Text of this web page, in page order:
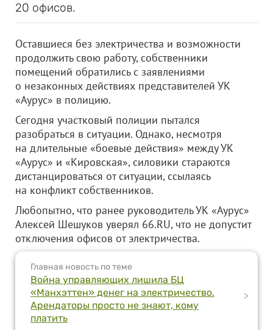
20 офисов.
Оставшиеся без электричества и возможности
продолжить свою работу, собственники
помещений обратились с заявлениями
о незаконных действиях представителей УК
«Аурус» в полицию.
Сегодня участковый полиции пытался
разобраться в ситуации. Однако, несмотря
на длительные «боевые действия» между УК
«Аурус» и «Кировская», силовики стараются
дистанцироваться от ситуации, ссылаясь
на конфликт собственников.
Любопытно, что ранее руководитель УК «Аурус»
Алексей Шешуков уверял 66.RU, что не допустит
отключения офисов от электричества.
Главная новость по теме
Война управляющих лишила БЦ
«Манхэттен» денег на электричество.
Арендаторы просто не знают, кому
платить
>